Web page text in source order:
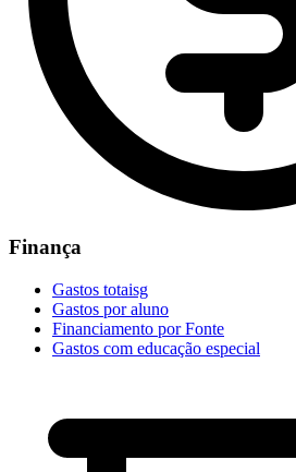
Finança
Gastos totaisg
Gastos por aluno
Financiamento por Fonte
Gastos com educação especial